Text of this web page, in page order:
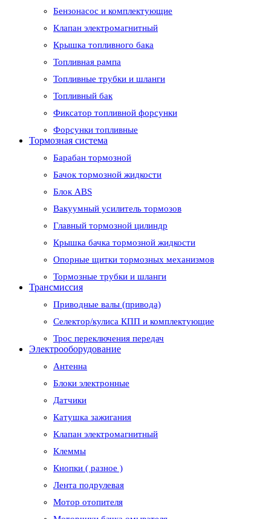
Бензонасос и комплектующие
Клапан электромагнитный
Крышка топливного бака
Топливная рампа
Топливные трубки и шланги
Топливный бак
Фиксатор топливной форсунки
Форсунки топливные
Тормозная система
Барабан тормозной
Бачок тормозной жидкости
Блок ABS
Вакуумный усилитель тормозов
Главный тормозной цилиндр
Крышка бачка тормозной жидкости
Опорные щитки тормозных механизмов
Тормозные трубки и шланги
Трансмиссия
Приводные валы (привода)
Селектор/кулиса КПП и комплектующие
Трос переключения передач
Электрооборудование
Антенна
Блоки электронные
Датчики
Катушка зажигания
Клапан электромагнитный
Клеммы
Кнопки ( разное )
Лента подрулевая
Мотор отопителя